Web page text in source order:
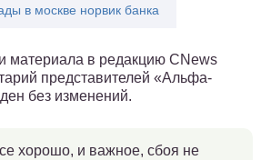
в москве норвик банка
материала в редакцию CNews
представителей «Альфа-
без изменений.
хорошо, и важное, сбоя не